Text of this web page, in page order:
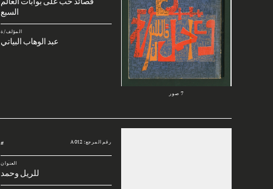
السبع
المؤلف/ة
عبد الوهاب البياتي
7 صور
رقم المرجع: A012 #
العنوان
للريل وحمد